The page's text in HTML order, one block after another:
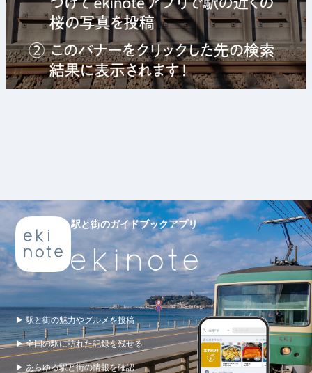
駅と街のガイドブックアプリ
▶ 駅と街の魅力やグルメを投稿
▶ 全国の駅に訪れた記録を残せる
▶ あらゆる駅と街の情報を確認